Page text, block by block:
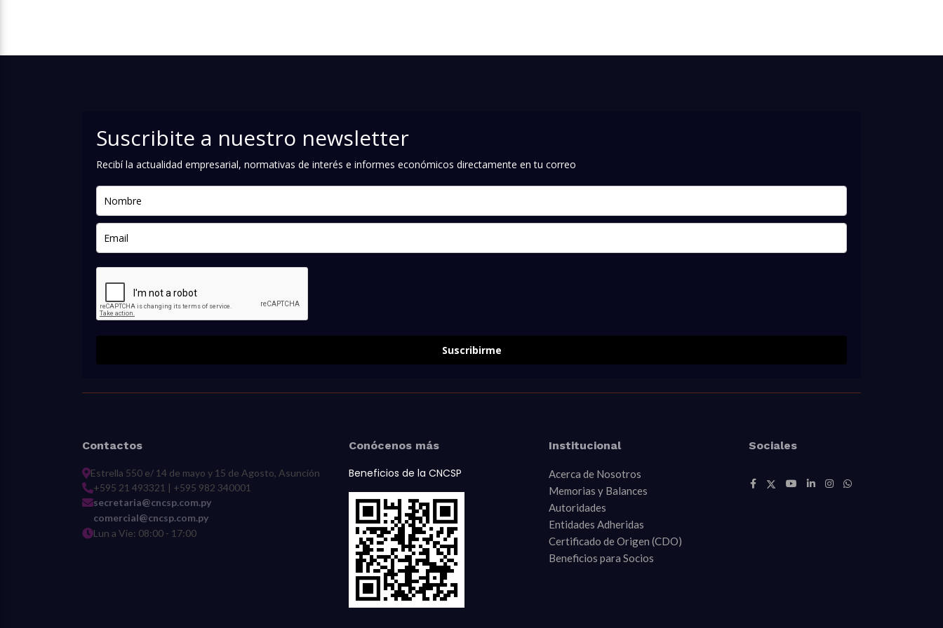
Suscribite a nuestro newsletter
Recibí la actualidad empresarial, normativas de interés e informes económicos directamente en tu correo
Suscribirme
Contactos
Estrella 550 e/ 14 de mayo y 15 de Agosto, Asunción
+595 21 493321 | +595 982 340001
secretaria@cncsp.com.py
comercial@cncsp.com.py
Lun a Vie: 08:00 - 17:00
Conócenos más
Beneficios de la CNCSP
Institucional
Acerca de Nosotros
Memorias y Balances
Autoridades
Entidades Adheridas
Certificado de Origen (CDO)
Beneficios para Socios
Sociales